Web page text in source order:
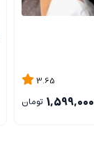
3.65
1,599,000 تومان